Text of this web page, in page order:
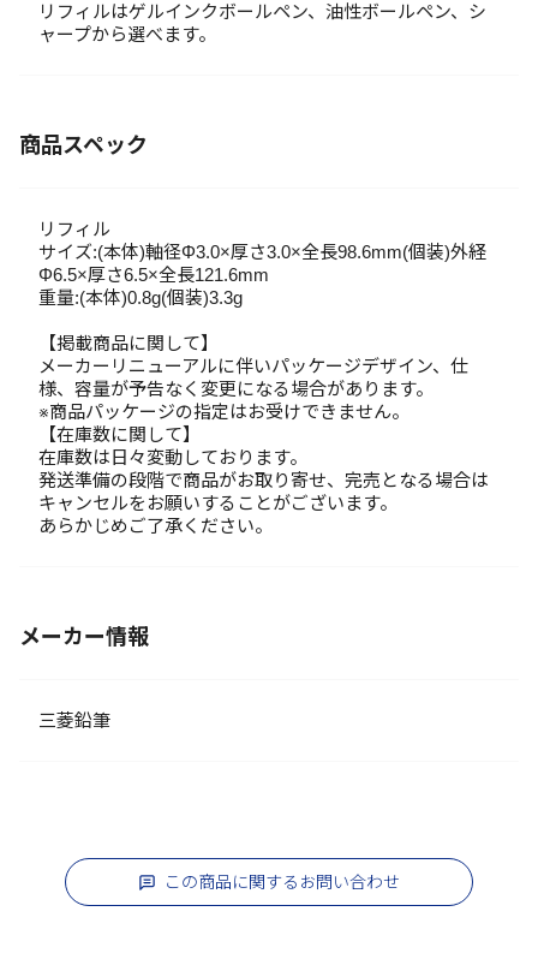
リフィルはゲルインクボールペン、油性ボールペン、シ
ャープから選べます。
商品スペック
リフィル
サイズ:(本体)軸径Φ3.0×厚さ3.0×全長98.6mm(個装)外経
Φ6.5×厚さ6.5×全長121.6mm
重量:(本体)0.8g(個装)3.3g
【掲載商品に関して】
メーカーリニューアルに伴いパッケージデザイン、仕
様、容量が予告なく変更になる場合があります。
※商品パッケージの指定はお受けできません。
【在庫数に関して】
在庫数は日々変動しております。
発送準備の段階で商品がお取り寄せ、完売となる場合は
キャンセルをお願いすることがございます。
あらかじめご了承ください。
メーカー情報
三菱鉛筆
この商品に関するお問い合わせ